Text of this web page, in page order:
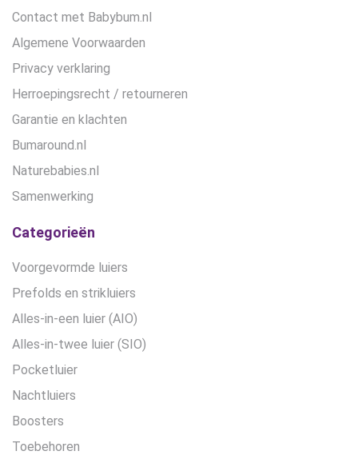
Contact met Babybum.nl
Algemene Voorwaarden
Privacy verklaring
Herroepingsrecht / retourneren
Garantie en klachten
Bumaround.nl
Naturebabies.nl
Samenwerking
Categorieën
Voorgevormde luiers
Prefolds en strikluiers
Alles-in-een luier (AIO)
Alles-in-twee luier (SIO)
Pocketluier
Nachtluiers
Boosters
Toebehoren